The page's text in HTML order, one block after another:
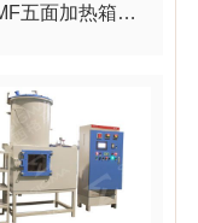
SGM MF五面加热箱式炉\1200度五面加热马弗炉